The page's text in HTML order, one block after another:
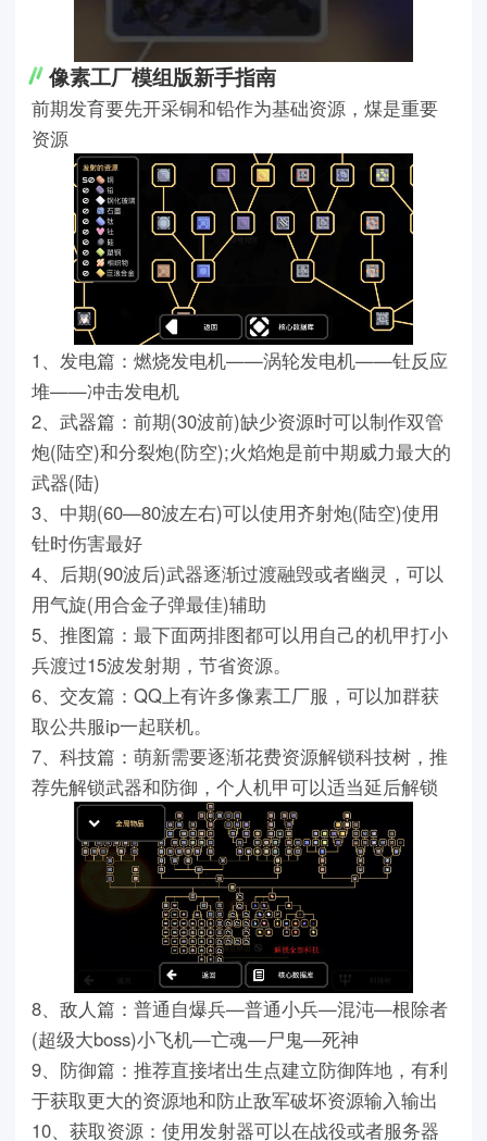
像素工厂模组版新手指南
前期发育要先开采铜和铅作为基础资源，煤是重要
资源
1、发电篇：燃烧发电机——涡轮发电机——钍反应
堆——冲击发电机
2、武器篇：前期(30波前)缺少资源时可以制作双管
炮(陆空)和分裂炮(防空);火焰炮是前中期威力最大的
武器(陆)
3、中期(60—80波左右)可以使用齐射炮(陆空)使用
钍时伤害最好
4、后期(90波后)武器逐渐过渡融毁或者幽灵，可以
用气旋(用合金子弹最佳)辅助
5、推图篇：最下面两排图都可以用自己的机甲打小
兵渡过15波发射期，节省资源。
6、交友篇：QQ上有许多像素工厂服，可以加群获
取公共服ip一起联机。
7、科技篇：萌新需要逐渐花费资源解锁科技树，推
荐先解锁武器和防御，个人机甲可以适当延后解锁
8、敌人篇：普通自爆兵—普通小兵—混沌—根除者
(超级大boss)小飞机—亡魂—尸鬼—死神
9、防御篇：推荐直接堵出生点建立防御阵地，有利
于获取更大的资源地和防止敌军破坏资源输入输出
10、获取资源：使用发射器可以在战役或者服务器